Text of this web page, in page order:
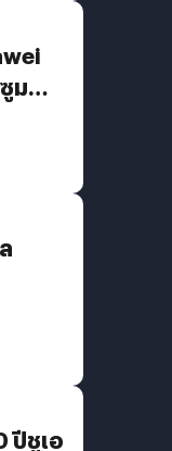
ม
ปีชูเอ